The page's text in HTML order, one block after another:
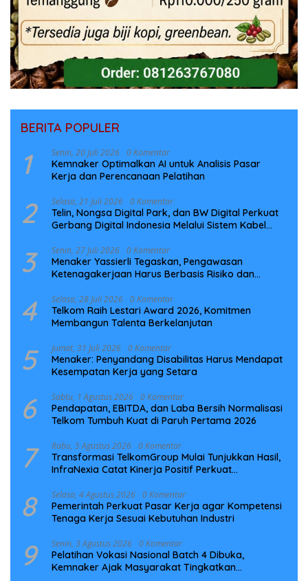
BERITA POPULER
1 Senin, 20 Juli 2026 0 Komentar
Kemnaker Optimalkan AI untuk Analisis Pasar
Kerja dan Perencanaan Pelatihan
2 Selasa, 21 Juli 2026 0 Komentar
Telin, Nongsa Digital Park, dan BW Digital Perkuat
Gerbang Digital Indonesia Melalui Sistem Kabel
3 Senin, 27 Juli 2026 0 Komentar
Menaker Yassierli Tegaskan, Pengawasan
Ketenagakerjaan Harus Berbasis Risiko dan
4 Selasa, 28 Juli 2026 0 Komentar
Telkom Raih Lestari Award 2026, Komitmen
Membangun Talenta Berkelanjutan
5 Jumat, 31 Juli 2026 0 Komentar
Menaker: Penyandang Disabilitas Harus Mendapat
Kesempatan Kerja yang Setara
6 Sabtu, 1 Agustus 2026 0 Komentar
Pendapatan, EBITDA, dan Laba Bersih Normalisasi
Telkom Tumbuh Kuat di Paruh Pertama 2026
7 Rabu, 5 Agustus 2026 0 Komentar
Transformasi TelkomGroup Mulai Tunjukkan Hasil,
InfraNexia Catat Kinerja Positif Perkuat
8 Selasa, 4 Agustus 2026 0 Komentar
Pemerintah Perkuat Pasar Kerja agar Kompetensi
Tenaga Kerja Sesuai Kebutuhan Industri
9 Senin, 3 Agustus 2026 0 Komentar
Pelatihan Vokasi Nasional Batch 4 Dibuka,
Kemnaker Ajak Masyarakat Tingkatkan